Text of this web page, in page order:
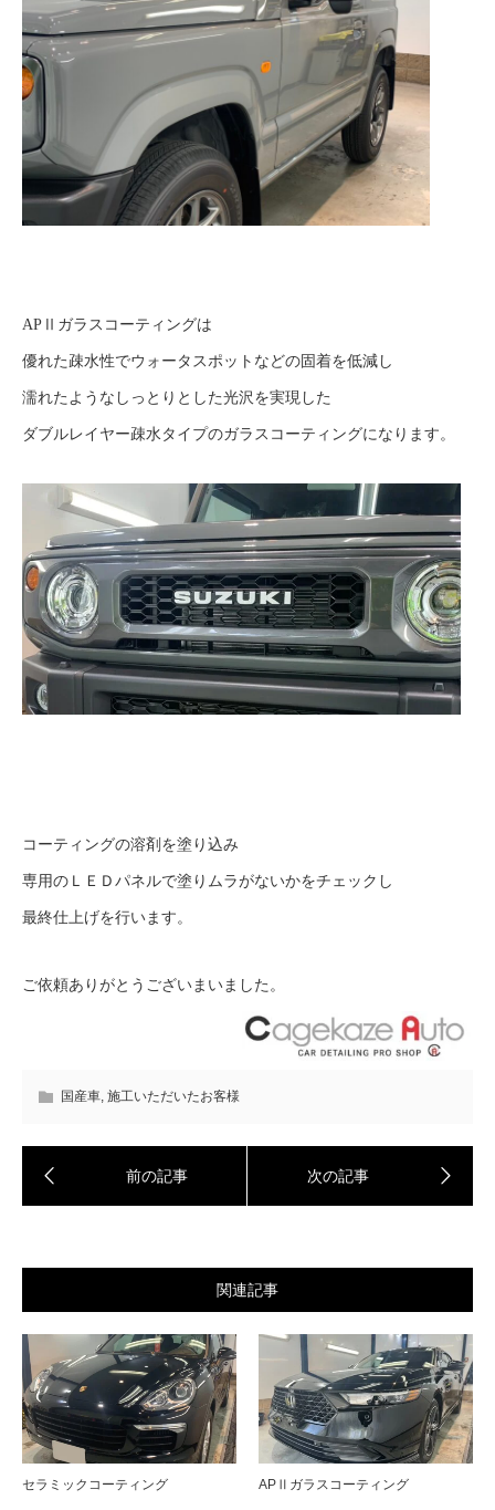
APⅡガラスコーティングは
優れた疎水性でウォータスポットなどの固着を低減し
濡れたようなしっとりとした光沢を実現した
ダブルレイヤー疎水タイプのガラスコーティングになります。
コーティングの溶剤を塗り込み
専用のＬＥＤパネルで塗りムラがないかをチェックし
最終仕上げを行います。
ご依頼ありがとうございまいました。
国産車, 施工いただいたお客様
関連記事
セラミックコーティング APⅡガラスコーティング